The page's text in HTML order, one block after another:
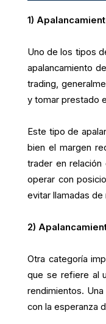
1)
Uno de los tipos
apalancamiento
trading,
y tomar prestado
Este tipo de
bien el margen
trader en
operar con
evitar llamadas
2)
Otra categoría
que se refiere al
rendimientos.
con la esperanza